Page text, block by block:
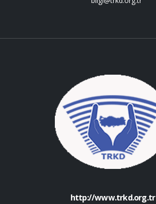
http://www.trkd.org.tr